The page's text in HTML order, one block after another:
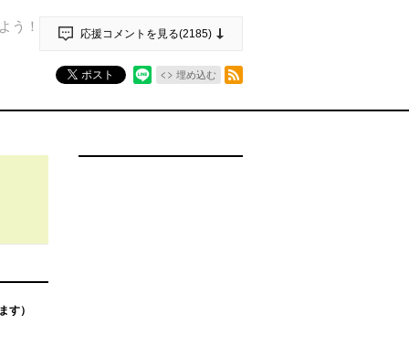
う！ 応援コメントを見る(2185)
ポスト 埋め込む
す）